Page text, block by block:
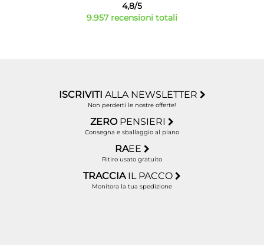
4,8/5
9.957 recensioni totali
ISCRIVITI ALLA NEWSLETTER
Non perderti le nostre offerte!
ZERO PENSIERI
Consegna e sballaggio al piano
RAEE
Ritiro usato gratuito
TRACCIA IL PACCO
Monitora la tua spedizione